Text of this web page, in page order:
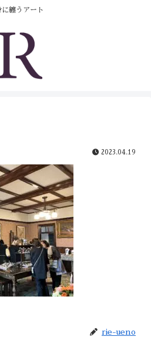
に纏うアート
2023.04.19
rie-ueno